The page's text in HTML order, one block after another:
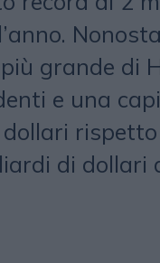
grande di
e una
di dollari